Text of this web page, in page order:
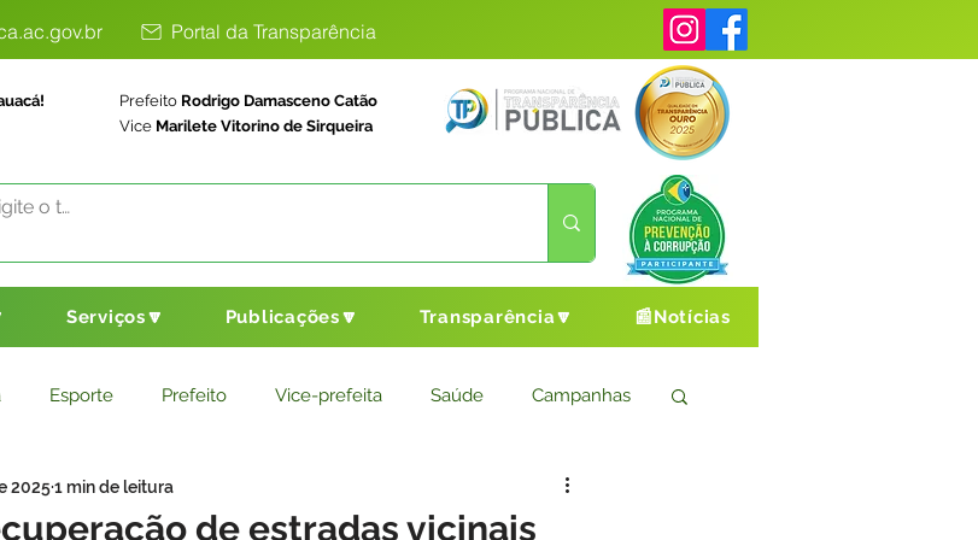
Portal da Transparência
Prefeito Rodrigo Damasceno Catão
Vice Marilete Vitorino de Sirqueira
Serviços🔽 Publicações🔽 Transparência🔽 📰Notícias
Esporte Prefeito Vice-prefeita Saúde Campanhas
Saneamento Básico Cultura e Esporte
de estradas vicinais
20251 min de leitura